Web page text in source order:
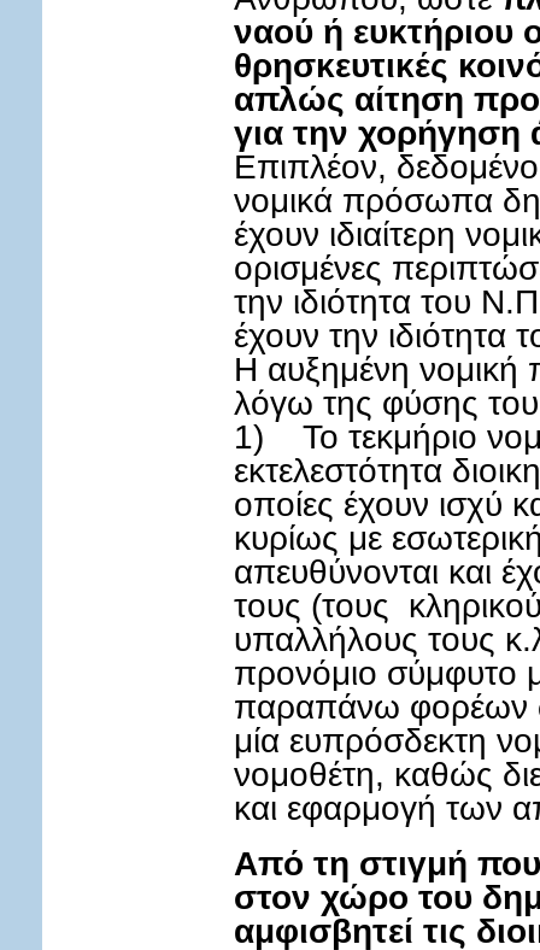
ναού ή ευκτήριου
θρησκευτικές
απλώς αίτηση
για την χορήγηση
Επιπλέον, δεδομένο
νομικά πρόσωπα
έχουν ιδιαίτερη
ορισμένες
την ιδιότητα του
έχουν την ιδιότητα
Η αυξημένη
λόγω της φύσης
1) Το τεκμήριο
εκτελεστότητα
οποίες έχουν ισχύ
κυρίως με
απευθύνονται και
τους (τους
υπαλλήλους τους
προνόμιο σύμφυτο
παραπάνω φορέων
μία ευπρόσδεκτη
νομοθέτη, καθώς
και εφαρμογή των
Από τη στιγμή
στον χώρο του
αμφισβητεί τις